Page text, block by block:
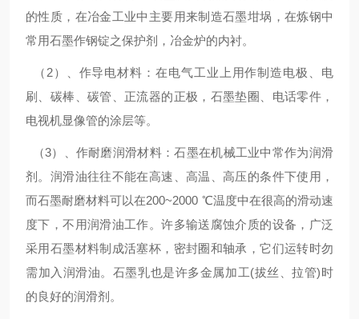
的性质，在冶金工业中主要用来制造石墨坩埚，在炼钢中
常用石墨作钢锭之保护剂，冶金炉的内衬。
（2）、作导电材料：在电气工业上用作制造电极、电
刷、碳棒、碳管、正流器的正极，石墨垫圈、电话零件，
电视机显像管的涂层等。
（3）、作耐磨润滑材料：石墨在机械工业中常作为润滑
剂。润滑油往往不能在高速、高温、高压的条件下使用，
而石墨耐磨材料可以在200~2000 ℃温度中在很高的滑动速
度下，不用润滑油工作。许多输送腐蚀介质的设备，广泛
采用石墨材料制成活塞杯，密封圈和轴承，它们运转时勿
需加入润滑油。石墨乳也是许多金属加工(拔丝、拉管)时
的良好的润滑剂。